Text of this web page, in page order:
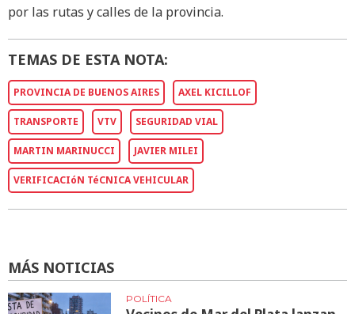
por las rutas y calles de la provincia.
TEMAS DE ESTA NOTA:
PROVINCIA DE BUENOS AIRES AXEL KICILLOF
TRANSPORTE VTV SEGURIDAD VIAL
MARTIN MARINUCCI JAVIER MILEI
VERIFICACIóN TéCNICA VEHICULAR
MÁS NOTICIAS
POLÍTICA